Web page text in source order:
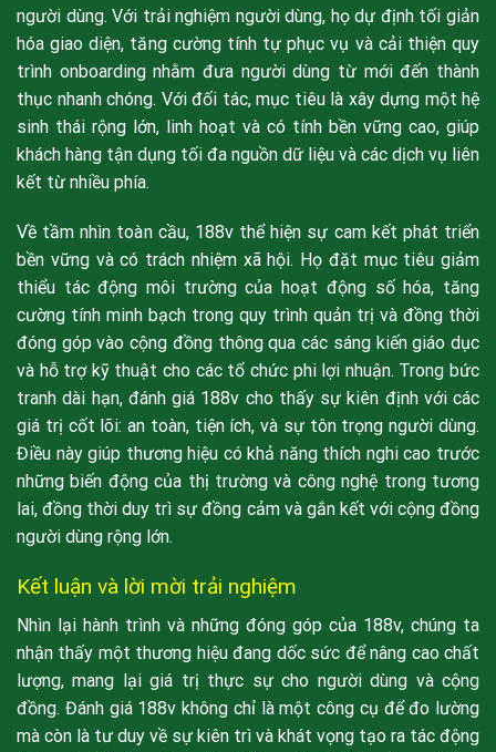
người dùng. Với trải nghiệm người dùng, họ dự định tối giản
hóa giao diện, tăng cường tính tự phục vụ và cải thiện quy
trình onboarding nhằm đưa người dùng từ mới đến thành
thục nhanh chóng. Với đối tác, mục tiêu là xây dựng một hệ
sinh thái rộng lớn, linh hoạt và có tính bền vững cao, giúp
khách hàng tận dụng tối đa nguồn dữ liệu và các dịch vụ liên
kết từ nhiều phía.
Về tầm nhìn toàn cầu, 188v thể hiện sự cam kết phát triển
bền vững và có trách nhiệm xã hội. Họ đặt mục tiêu giảm
thiểu tác động môi trường của hoạt động số hóa, tăng
cường tính minh bạch trong quy trình quản trị và đồng thời
đóng góp vào cộng đồng thông qua các sáng kiến giáo dục
và hỗ trợ kỹ thuật cho các tổ chức phi lợi nhuận. Trong bức
tranh dài hạn, đánh giá 188v cho thấy sự kiên định với các
giá trị cốt lõi: an toàn, tiện ích, và sự tôn trọng người dùng.
Điều này giúp thương hiệu có khả năng thích nghi cao trước
những biến động của thị trường và công nghệ trong tương
lai, đồng thời duy trì sự đồng cảm và gắn kết với cộng đồng
người dùng rộng lớn.
Kết luận và lời mời trải nghiệm
Nhìn lại hành trình và những đóng góp của 188v, chúng ta
nhận thấy một thương hiệu đang dốc sức để nâng cao chất
lượng, mang lại giá trị thực sự cho người dùng và cộng
đồng. Đánh giá 188v không chỉ là một công cụ để đo lường
mà còn là tư duy về sự kiên trì và khát vọng tạo ra tác động